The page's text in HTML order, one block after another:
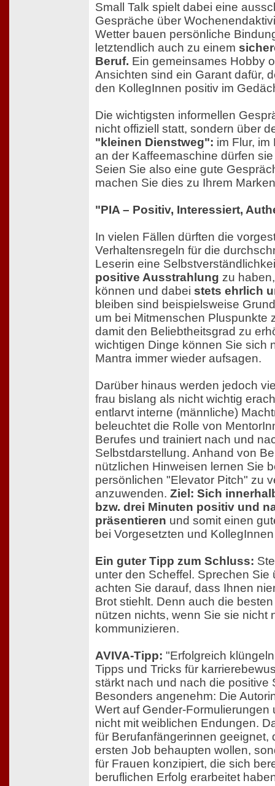
Small Talk spielt dabei eine
Gespräche über
Wetter bauen persönliche
letztendlich auch zu einem
Beruf. Ein gemeinsames Hobby
Ansichten sind ein Garant dafür,
den KollegInnen positiv im
Die wichtigsten informellen
nicht offiziell statt, sondern über
"kleinen Dienstweg": im Flur,
an der Kaffeemaschine dürfen
Seien Sie also eine gute
machen Sie dies zu Ihrem
"PIA – Positiv, Interessiert,
In vielen Fällen dürften die
Verhaltensregeln für die
Leserin eine
positive Ausstrahlung zu
können und dabei stets ehrlich
bleiben sind beispielsweise
um bei Mitmenschen Pluspunkte
damit den Beliebtheitsgrad zu
wichtigen Dinge können Sie sich
Mantra immer wieder aufsagen.
Darüber hinaus werden jedoch
frau bislang als nicht wichtig
entlarvt interne (männliche)
beleuchtet die Rolle von
Berufes und trainiert nach und
Selbstdarstellung. Anhand von
nützlichen Hinweisen lernen Sie
persönlichen "Elevator Pitch" zu
anzuwenden. Ziel: Sich
bzw. drei Minuten positiv und
präsentieren und somit einen
bei Vorgesetzten und
Ein guter Tipp zum Schluss:
unter den Scheffel. Sprechen Sie
achten Sie darauf, dass Ihnen
Brot stiehlt. Denn auch die
nützen nichts, wenn Sie sie nicht
kommunizieren.
AVIVA-Tipp: "Erfolgreich
Tipps und Tricks für
stärkt nach und nach die positive
Besonders angenehm: Die
Wert auf Gender-Formulierungen
nicht mit weiblichen Endungen.
für Berufanfängerinnen geeignet,
ersten Job behaupten wollen,
für Frauen konzipiert, die sich
beruflichen Erfolg erarbeitet